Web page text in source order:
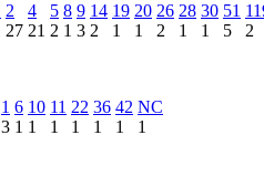
2
27
4
21
5
2
8
1
9
3
14
2
19
1
20
1
26
2
28
1
30
1
51
5
2
1
3
6
1
10
1
11
1
22
1
36
1
42
1
NC
1